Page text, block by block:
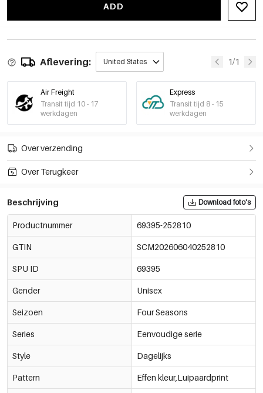
ADD
Aflevering: United States 1/1
Air Freight
Transit tijd 10 - 17
werkdagen
Express
Transit tijd 8 - 15
werkdagen
Over verzending
Over Terugkeer
Beschrijving Download foto's
Productnummer 69395-252810
GTIN SCM202606040252810
SPU ID 69395
Gender Unisex
Seizoen Four Seasons
Series Eenvoudige serie
Style Dagelijks
Pattern Effen kleur,Luipaardprint